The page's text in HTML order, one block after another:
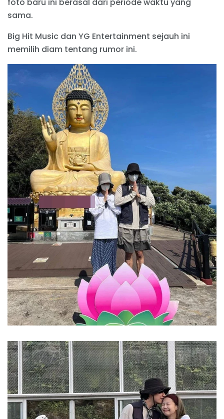
foto baru ini berasal dari periode waktu yang
sama.
Big Hit Music dan YG Entertainment sejauh ini
memilih diam tentang rumor ini.